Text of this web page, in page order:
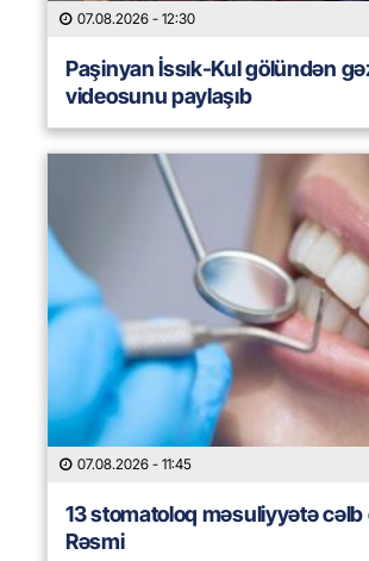
07.08.2026 - 12:30
Paşinyan İssık-Kul gölündən
videosunu paylaşıb
07.08.2026 - 11:45
13 stomatoloq məsuliyyətə cəlb
Rəsmi